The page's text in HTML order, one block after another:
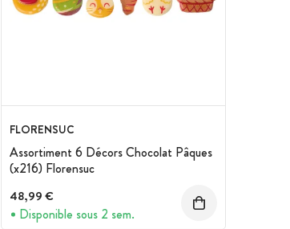
FLORENSUC
Assortiment 6 Décors Chocolat Pâques
(x216) Florensuc
48,99 €
Disponible sous 2 sem.